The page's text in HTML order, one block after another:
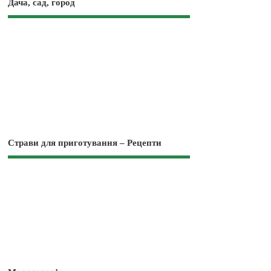
Дача, сад, город
Страви для приготування – Рецепти